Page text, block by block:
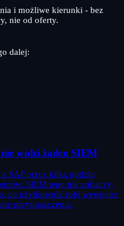
i możliwe kierunki - bez
nie od oferty.
dalej:
widzi żaden SIEM
SAP przez kilka godzin
SIEM tego nie zobaczy,
co użytkownik robi wewnątrz
przypuszczenia.